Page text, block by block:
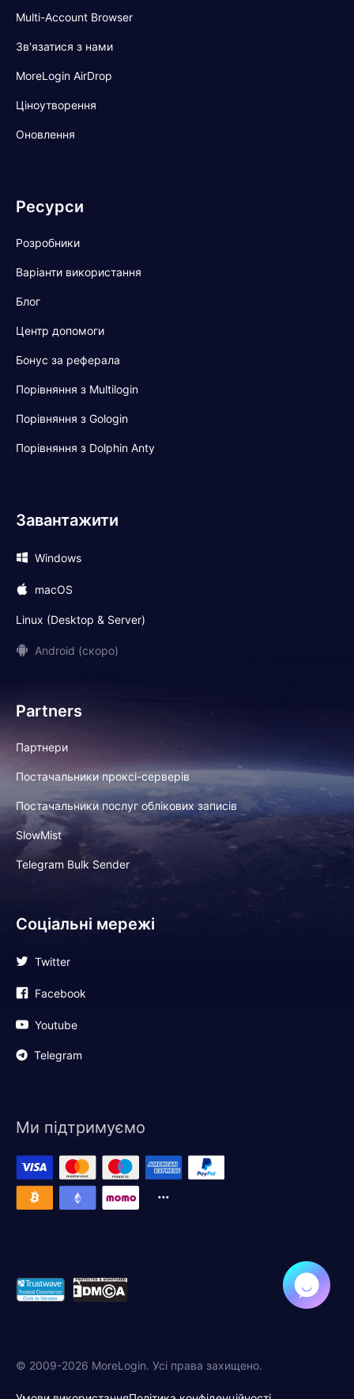
Multi-Account Browser
Зв'язатися з нами
MoreLogin AirDrop
Ціноутворення
Оновлення
Ресурси
Розробники
Варіанти використання
Блог
Центр допомоги
Бонус за реферала
Порівняння з Multilogin
Порівняння з Gologin
Порівняння з Dolphin Anty
Завантажити
Windows
macOS
Linux (Desktop & Server)
Android (скоро)
Partners
Партнери
Постачальники проксі-серверів
Постачальники послуг облікових записів
SlowMist
Telegram Bulk Sender
Соціальні мережі
Twitter
Facebook
Youtube
Telegram
Ми підтримуємо
© 2009-2026 MoreLogin. Усі права захищено.